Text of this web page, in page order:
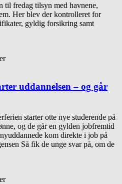
fredag tilsyn med havnene,
Her blev der kontrolleret for
gyldig forsikring samt
uddannelsen – og går
starter otte nye studerende på
og de går en gylden jobfremtid
kom direkte i job på
Så fik de unge svar på, om de